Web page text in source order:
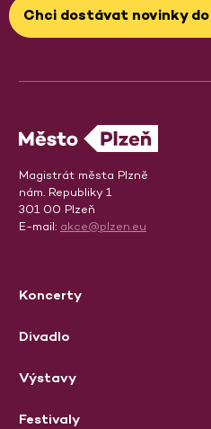
Chci dostávat novinky do
Magistrát města Plzně
nám. Republiky 1
301 00 Plzeň
E-mail: akce@plzen.eu
Koncerty
Divadlo
Výstavy
Festivaly